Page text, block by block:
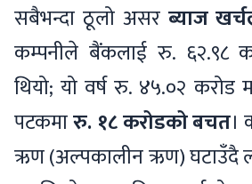
सबैभन्दा ठूलो असर ब्याज
कम्पनीले बैंकलाई रु. ६२.९८
थियो; यो वर्ष रु. ४५.०२ करोड
पटकमारु. १८ करोडको बचत।
ऋण (अल्पकालीन ऋण) घटाउँदै